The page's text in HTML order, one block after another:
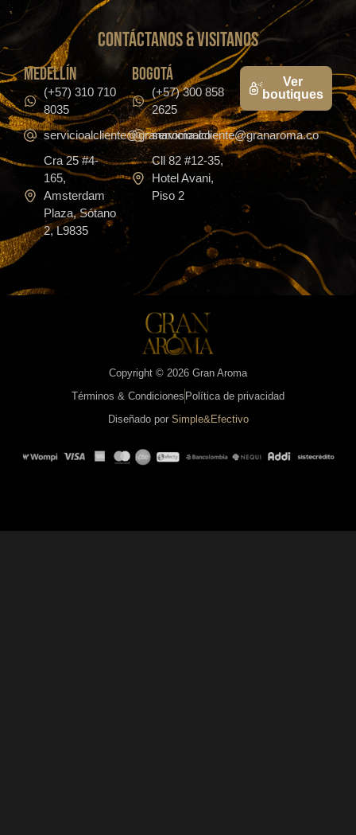
CONTáCTanos & VISITANOS
medellín
(+57) 310 710
8035
servicioalcliente@granaroma.co
Cra 25 #4-
165,
Amsterdam
Plaza, Sótano
2, L9835
bogotá
(+57) 300 858
2625
servicioalcliente@granaroma.co
Cll 82 #12-35,
Hotel Avani,
Piso 2
Ver
boutiques
Copyright © 2026 Gran Aroma
Términos & Condiciones Política de privacidad
Diseñado por Simple&Efectivo